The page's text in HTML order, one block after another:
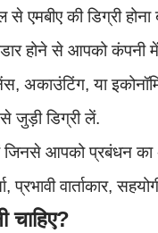
की डिग्री होना
होने से आपको कंपनी
अकाउंटिंग, या
जुड़ी डिग्री लें.
जिनसे आपको प्रबंधन
प्रभावी वार्ताकार,
चाहिए?